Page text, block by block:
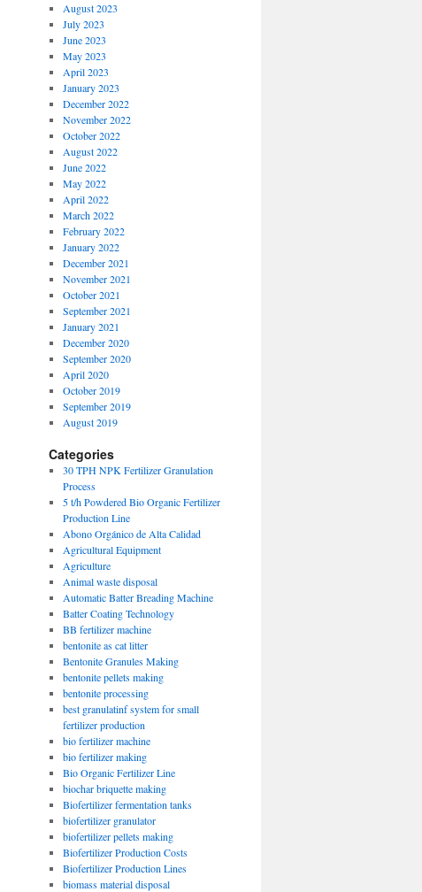
August 2023
July 2023
June 2023
May 2023
April 2023
January 2023
December 2022
November 2022
October 2022
August 2022
June 2022
May 2022
April 2022
March 2022
February 2022
January 2022
December 2021
November 2021
October 2021
September 2021
January 2021
December 2020
September 2020
April 2020
October 2019
September 2019
August 2019
Categories
30 TPH NPK Fertilizer Granulation
Process
5 t/h Powdered Bio Organic Fertilizer
Production Line
Abono Orgánico de Alta Calidad
Agricultural Equipment
Agriculture
Animal waste disposal
Automatic Batter Breading Machine
Batter Coating Technology
BB fertilizer machine
bentonite as cat litter
Bentonite Granules Making
bentonite pellets making
bentonite processing
best granulatinf system for small
fertilizer production
bio fertilizer machine
bio fertilizer making
Bio Organic Fertilizer Line
biochar briquette making
Biofertilizer fermentation tanks
biofertilizer granulator
biofertilizer pellets making
Biofertilizer Production Costs
Biofertilizer Production Lines
biomass material disposal